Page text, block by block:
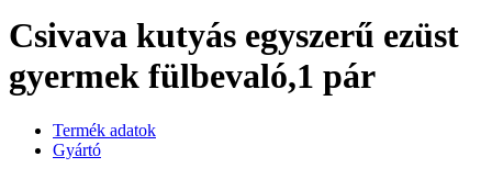
Csivava kutyás egyszerű ezüst
gyermek fülbevaló,1 pár
Termék adatok
Gyártó